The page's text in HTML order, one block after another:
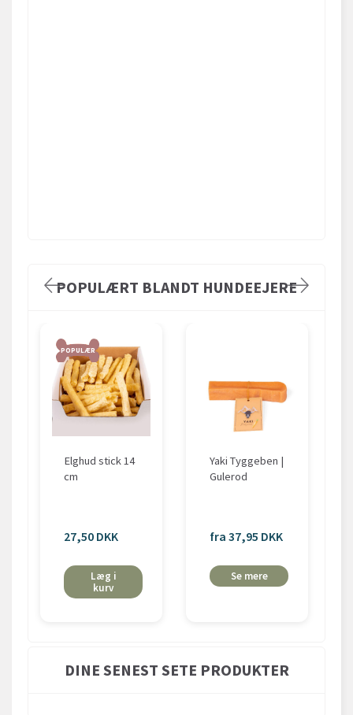
POPULÆRT BLANDT HUNDEEJERE
POPULÆR
Elghud stick 14
cm
27,50 DKK
Læg i
kurv
Yaki Tyggeben |
Gulerod
fra 37,95 DKK
Se mere
DINE SENEST SETE PRODUKTER